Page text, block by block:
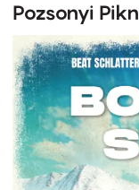
Pozsonyi